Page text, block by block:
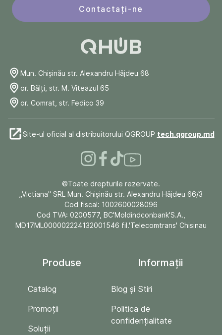
Contactați-ne
Mun. Chişinău str. Alexandru Hâjdeu 68
or. Bălți, str. M. Viteazul 65
or. Comrat, str. Fedico 39
Site-ul oficial al distribuitorului QGROUP tech.qgroup.md
©Toate drepturile rezervate.
„Victiana" SRL Mun. Chişinău str. Alexandru Hâjdeu 66/3
Cod fiscal: 1002600028096
Cod TVA: 0200577, BC'Moldindconbank'S.A.,
MD17ML000002224132001546 fil.'Telecomtrans' Chisinau
Produse
Catalog
Promoții
Soluții
Informații
Blog și Stiri
Politica de
confidențialitate